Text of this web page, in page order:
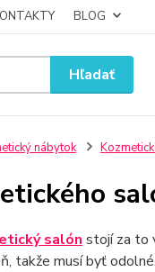
BLOG
Hľadať
nábytok
salón stojí za to
takže musí byť